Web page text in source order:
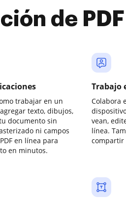
de
trabajar en un
texto, dibujos,
documento sin
ni campos
en línea para
en minutos.
Trabajo
Colabora
vean,
línea.
compartir